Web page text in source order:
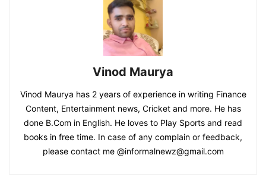
Vinod Maurya
Vinod Maurya has 2 years of experience in writing Finance
Content, Entertainment news, Cricket and more. He has
done B.Com in English. He loves to Play Sports and read
books in free time. In case of any complain or feedback,
please contact me @informalnewz@gmail.com